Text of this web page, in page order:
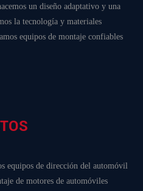
un diseño adaptativo y una
la tecnología y materiales
equipos de montaje confiables
equipos de dirección del automóvil
de motores de automóviles